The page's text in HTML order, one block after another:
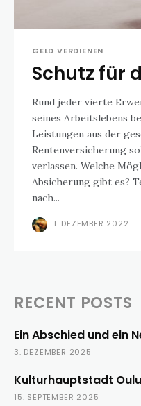
GELD VERDIENEN
Schutz für
Rund jeder vierte
seines Arbeitslebens
Leistungen aus der
Rentenversicherung
verlassen. Welche
Absicherung gibt es? Text: Malte Säger Fragt man
nach...
1. DEZEMBER 2022
RECENT POSTS
Ein Abschied und ein
3. DEZEMBER 2025
Kulturhauptstadt
15. SEPTEMBER 2025